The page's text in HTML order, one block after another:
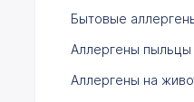
Бытовые
Аллергены пыльцы
Аллергены на